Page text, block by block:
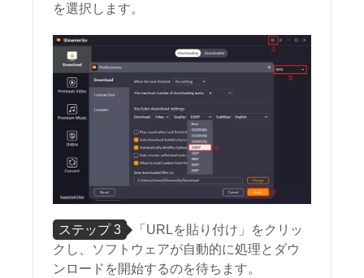
を選択します。
ステップ 3
「URLを貼り付け」をクリッ
クし、ソフトウェアが自動的に処理とダウ
ンロードを開始するのを待ちます。